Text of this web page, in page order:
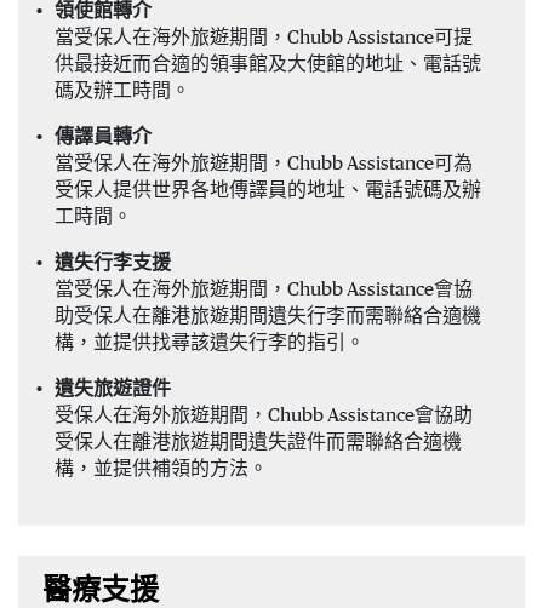
領使館轉介
當受保人在海外旅遊期間，Chubb Assistance可提
供最接近而合適的領事館及大使館的地址、電話號
碼及辦工時間。
傳譯員轉介
當受保人在海外旅遊期間，Chubb Assistance可為
受保人提供世界各地傳譯員的地址、電話號碼及辦
工時間。
遺失行李支援
當受保人在海外旅遊期間，Chubb Assistance會協
助受保人在離港旅遊期間遺失行李而需聯絡合適機
構，並提供找尋該遺失行李的指引。
遺失旅遊證件
受保人在海外旅遊期間，Chubb Assistance會協助
受保人在離港旅遊期間遺失證件而需聯絡合適機
構，並提供補領的方法。
醫療支援